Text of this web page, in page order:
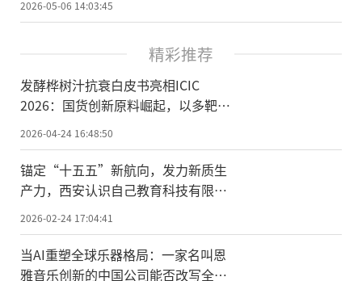
2026-05-06 14:03:45
精彩推荐
发酵桦树汁抗衰白皮书亮相ICIC
2026：国货创新原料崛起，以多靶点
2026-04-24 16:48:50
锚定“十五五”新航向，发力新质生
产力，西安认识自己教育科技有限公
2026-02-24 17:04:41
当AI重塑全球乐器格局：一家名叫恩
雅音乐创新的中国公司能否改写全球